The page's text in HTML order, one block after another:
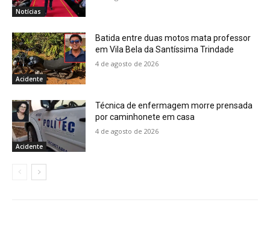
Notícias
Acidente
Batida entre duas motos mata professor
em Vila Bela da Santíssima Trindade
4 de agosto de 2026
Acidente
Técnica de enfermagem morre prensada
por caminhonete em casa
4 de agosto de 2026